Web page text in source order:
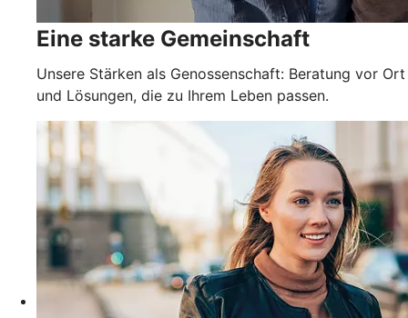
Eine starke Gemeinschaft
Unsere Stärken als Genossenschaft: Beratung vor Ort
und Lösungen, die zu Ihrem Leben passen.